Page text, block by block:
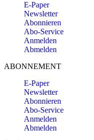
E-Paper
Newsletter
Abonnieren
Abo-Service
Anmelden
Abmelden
ABONNEMENT
E-Paper
Newsletter
Abonnieren
Abo-Service
Anmelden
Abmelden